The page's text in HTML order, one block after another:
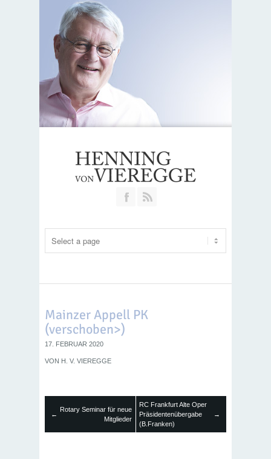
Join our Facebook Group
Mainzer Appell PK
(verschoben>)
17. FEBRUAR 2020
VON H. V. VIEREGGE
←
Rotary Seminar für neue
Mitglieder
RC Frankfurt Alte Oper
Präsidentenübergabe
(B.Franken)
→